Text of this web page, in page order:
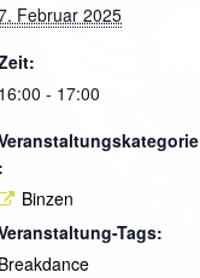
Februar 2025
16:00 - 17:00
:
Binzen
Tags:
Breakdance